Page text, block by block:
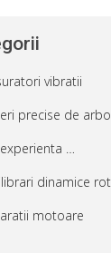
vibratii
precise de
…
dinamice
motoare